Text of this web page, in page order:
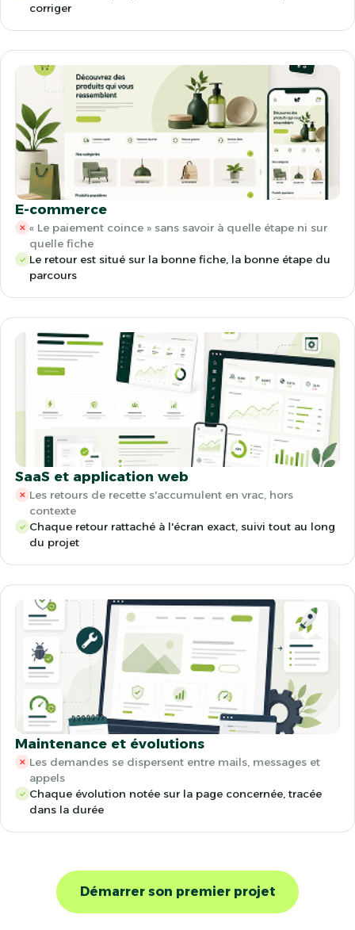
corriger
E-commerce
✕ « Le paiement coince » sans savoir à quelle étape ni sur
quelle fiche
✓ Le retour est situé sur la bonne fiche, la bonne étape du
parcours
SaaS et application web
✕ Les retours de recette s'accumulent en vrac, hors
contexte
✓ Chaque retour rattaché à l'écran exact, suivi tout au long
du projet
Maintenance et évolutions
✕ Les demandes se dispersent entre mails, messages et
appels
✓ Chaque évolution notée sur la page concernée, tracée
dans la durée
Démarrer son premier projet